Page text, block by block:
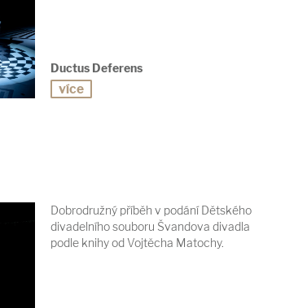
Ductus Deferens
více
Dobrodružný příběh v podání Dětského
divadelního souboru Švandova divadla
podle knihy od Vojtěcha Matochy.